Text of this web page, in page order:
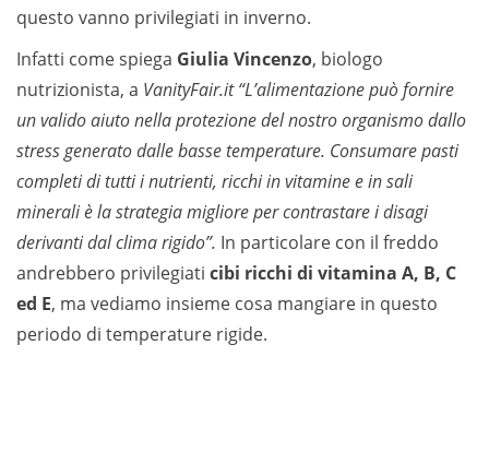
questo vanno privilegiati in inverno.
Infatti come spiega Giulia Vincenzo, biologo
nutrizionista, a VanityFair.it “L’alimentazione può fornire
un valido aiuto nella protezione del nostro organismo dallo
stress generato dalle basse temperature. Consumare pasti
completi di tutti i nutrienti, ricchi in vitamine e in sali
minerali è la strategia migliore per contrastare i disagi
derivanti dal clima rigido”. In particolare con il freddo
andrebbero privilegiati cibi ricchi di vitamina A, B, C
ed E, ma vediamo insieme cosa mangiare in questo
periodo di temperature rigide.